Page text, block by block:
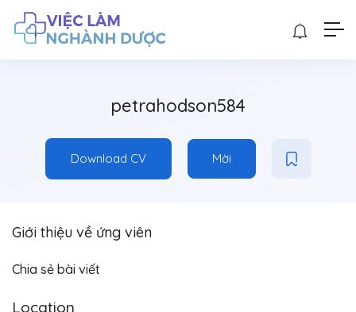
petrahodson584
Download CV Mời
Giới thiệu về ứng viên
Chia sẻ bài viết
Location